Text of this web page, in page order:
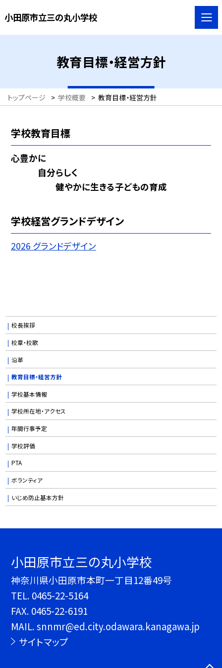
小田原市立三の丸小学校
教育目標・経営方針
トップページ > 学校概要 > 教育目標・経営方針
学校教育目標
心豊かに
自分らしく
健やかに生きる子どもの育成
学校経営グランドデザイン
2026 グランドデザイン
校長挨拶
校章・校歌
沿革
教育目標・経営方針
学校基本情報
学校所在地・アクセス
年間行事予定
学校評価
PTA
ボランティア
いじめ防止基本方針
小田原市立三の丸小学校
神奈川県小田原市本町一丁目12番49号
TEL. 0465-22-5164
FAX. 0465-22-6191
MAIL. snnmr@ed.city.odawara.kanagawa.jp
サイトマップ